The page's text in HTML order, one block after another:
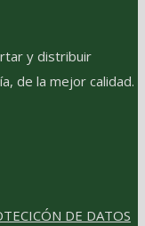
y distribuir
de la mejor calidad.
DE DATOS